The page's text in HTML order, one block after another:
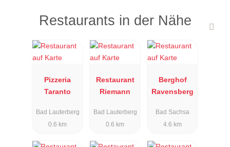
Restaurants in der Nähe
Pizzeria
Taranto
Bad Lauterberg
0.6 km
Restaurant
Riemann
Bad Lauterberg
0.6 km
Berghof
Ravensberg
Bad Sachsa
4.6 km